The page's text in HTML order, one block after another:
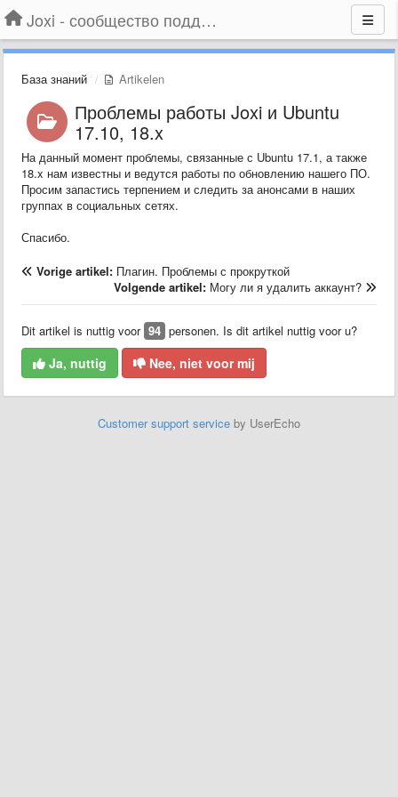
Joxi - сообщество поддержки
База знаний Artikelen
Проблемы работы Joxi и Ubuntu
17.10, 18.x
На данный момент проблемы, связанные с Ubuntu 17.1, а также
18.x нам известны и ведутся работы по обновлению нашего ПО.
Просим запастись терпением и следить за анонсами в наших
группах в социальных сетях.
Спасибо.
Vorige artikel: Плагин. Проблемы с прокруткой
Volgende artikel: Могу ли я удалить аккаунт?
Dit artikel is nuttig voor 94 personen. Is dit artikel nuttig voor u?
Ja, nuttig Nee, niet voor mij
Customer support service by UserEcho